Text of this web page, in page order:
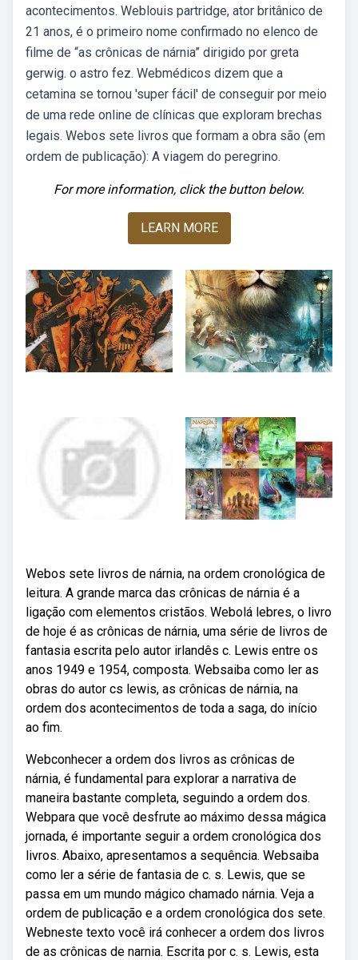
acontecimentos. Weblouis partridge, ator britânico de
21 anos, é o primeiro nome confirmado no elenco de
filme de “as crônicas de nárnia” dirigido por greta
gerwig. o astro fez. Webmédicos dizem que a
cetamina se tornou 'super fácil' de conseguir por meio
de uma rede online de clínicas que exploram brechas
legais. Webos sete livros que formam a obra são (em
ordem de publicação): A viagem do peregrino.
For more information, click the button below.
LEARN MORE
Webos sete livros de nárnia, na ordem cronológica de
leitura. A grande marca das crônicas de nárnia é a
ligação com elementos cristãos. Webolá lebres, o livro
de hoje é as crônicas de nárnia, uma série de livros de
fantasia escrita pelo autor irlandês c. Lewis entre os
anos 1949 e 1954, composta. Websaiba como ler as
obras do autor cs lewis, as crônicas de nárnia, na
ordem dos acontecimentos de toda a saga, do início
ao fim.
Webconhecer a ordem dos livros as crônicas de
nárnia, é fundamental para explorar a narrativa de
maneira bastante completa, seguindo a ordem dos.
Webpara que você desfrute ao máximo dessa mágica
jornada, é importante seguir a ordem cronológica dos
livros. Abaixo, apresentamos a sequência. Websaiba
como ler a série de fantasia de c. s. Lewis, que se
passa em um mundo mágico chamado nárnia. Veja a
ordem de publicação e a ordem cronológica dos sete.
Webneste texto você irá conhecer a ordem dos livros
de as crônicas de narnia. Escrita por c. s. Lewis, esta